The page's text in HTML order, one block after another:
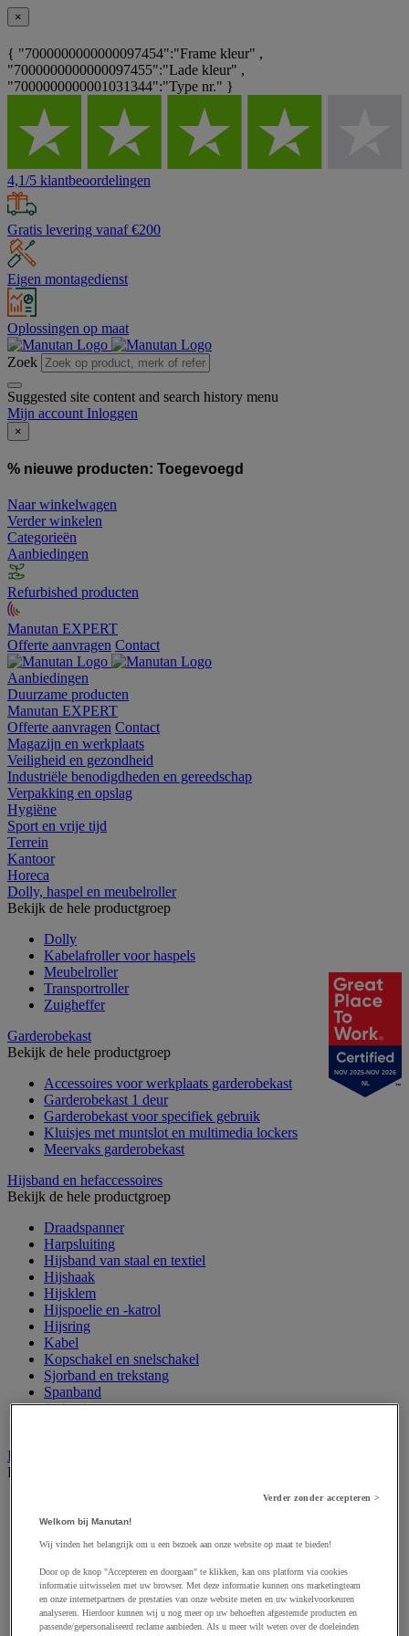
×
{ "7000000000000097454":"Frame kleur" ,
"7000000000000097455":"Lade kleur" ,
"7000000000001031344":"Type nr." }
4,1/5 klantbeoordelingen
Gratis levering vanaf €200
Eigen montagedienst
Oplossingen op maat
Zoek
Suggested site content and search history menu
Mijn account Inloggen
×
% nieuwe producten: Toegevoegd
Naar winkelwagen
Verder winkelen
Categorieën
Aanbiedingen
Refurbished producten
Manutan EXPERT
Offerte aanvragen Contact
Aanbiedingen
Duurzame producten
Manutan EXPERT
Offerte aanvragen Contact
Magazijn en werkplaats
Veiligheid en gezondheid
Industriële benodigdheden en gereedschap
Verpakking en opslag
Hygiëne
Sport en vrije tijd
Terrein
Kantoor
Horeca
Dolly, haspel en meubelroller
Bekijk de hele productgroep
Dolly
Kabelafroller voor haspels
Meubelroller
Transportroller
Zuigheffer
Garderobekast
Bekijk de hele productgroep
Accessoires voor werkplaats garderobekast
Garderobekast 1 deur
Garderobekast voor specifiek gebruik
Kluisjes met muntslot en multimedia lockers
Meervaks garderobekast
Hijsband en hefaccessoires
Bekijk de hele productgroep
Draadspanner
Harpsluiting
Hijsband van staal en textiel
Hijshaak
Hijsklem
Hijspoelie en -katrol
Hijsring
Kabel
Kopschakel en snelschakel
Sjorband en trekstang
Spanband
Stalen ketting
Industriële en magazijnstellingen
Bekijk de hele productgroep
Draagarmstelling voor lange lasten
Lichte stelling
Middelzware stelling
Palletstelling
Rek voor haspels en spoelen
Stelling voor detail- en groothandel
NOV 2025-NOV 2026
NL
Verder zonder accepteren >
Welkom bij Manutan!
Wij vinden het belangrijk om u een bezoek aan onze website op maat te bieden!
Door op de knop "Accepteren en doorgaan" te klikken, kan ons platform via cookies
informatie uitwisselen met uw browser. Met deze informatie kunnen ons marketingteam
en onze internetpartners de prestaties van onze website meten en uw winkelvoorkeuren
analyseren. Hierdoor kunnen wij u nog meer op uw behoeften afgestemde producten en
passende/gepersonaliseerd reclame aanbieden. Als u meer wilt weten over de doeleinden